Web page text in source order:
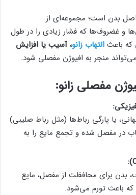
بدن است؛ مجموعه‌ای از
و غضروف‌ها که فشار زیادی را در طول
که باعث التهاب زانو، آسیب یا افزایش
منجر به افیوژن مفصلی شود.
مفصلی زانو:
یا پارگی رباط‌ها (مثل رباط صلیبی)
در مفصل شده و تجمع مایع را به
بدن برای محافظت از مفصل، مایع
باعث تورم می‌شود.